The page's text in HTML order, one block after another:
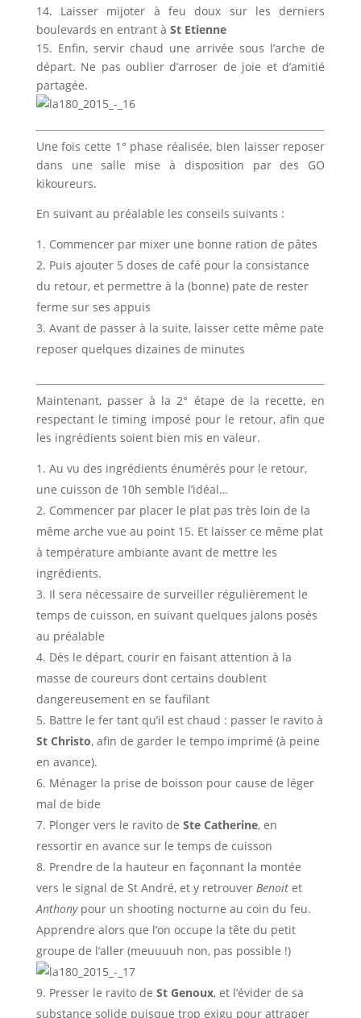
14. Laisser mijoter à feu doux sur les derniers
boulevards en entrant à St Etienne
15. Enfin, servir chaud une arrivée sous l’arche de
départ. Ne pas oublier d’arroser de joie et d’amitié
partagée.
Une fois cette 1° phase réalisée, bien laisser reposer
dans une salle mise à disposition par des GO
kikoureurs.
En suivant au préalable les conseils suivants :
Commencer par mixer une bonne ration de pâtes
Puis ajouter 5 doses de café pour la consistance
du retour, et permettre à la (bonne) pate de rester
ferme sur ses appuis
Avant de passer à la suite, laisser cette même pate
reposer quelques dizaines de minutes
Maintenant, passer à la 2° étape de la recette, en
respectant le timing imposé pour le retour, afin que
les ingrédients soient bien mis en valeur.
Au vu des ingrédients énumérés pour le retour,
une cuisson de 10h semble l’idéal…
Commencer par placer le plat pas très loin de la
même arche vue au point 15. Et laisser ce même plat
à température ambiante avant de mettre les
ingrédients.
Il sera nécessaire de surveiller régulièrement le
temps de cuisson, en suivant quelques jalons posés
au préalable
Dès le départ, courir en faisant attention à la
masse de coureurs dont certains doublent
dangereusement en se faufilant
Battre le fer tant qu’il est chaud : passer le ravito à
St Christo, afin de garder le tempo imprimé (à peine
en avance).
Ménager la prise de boisson pour cause de léger
mal de bide
Plonger vers le ravito de Ste Catherine, en
ressortir en avance sur le temps de cuisson
Prendre de la hauteur en façonnant la montée
vers le signal de St André, et y retrouver Benoitet
Anthonypour un shooting nocturne au coin du feu.
Apprendre alors que l’on occupe la tête du petit
groupe de l’aller (meuuuuh non, pas possible !)
Presser le ravito de St Genoux, et l’évider de sa
substance solide puisque trop exigu pour attraper